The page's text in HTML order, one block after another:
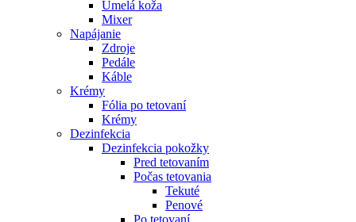
Umelá koža
Mixer
Napájanie
Zdroje
Pedále
Káble
Krémy
Fólia po tetovaní
Krémy
Dezinfekcia
Dezinfekcia pokožky
Pred tetovaním
Počas tetovania
Tekuté
Penové
Po tetovaní